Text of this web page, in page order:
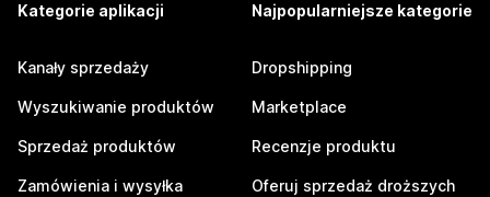
Kategorie aplikacji
Kanały sprzedaży
Wyszukiwanie produktów
Sprzedaż produktów
Zamówienia i wysyłka
Najpopularniejsze kategorie
Dropshipping
Marketplace
Recenzje produktu
Oferuj sprzedaż droższych